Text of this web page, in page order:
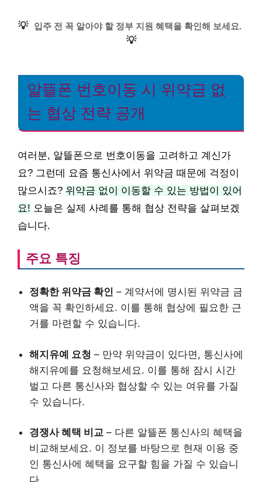
💡 입주 전 꼭 알아야 할 정부 지원 혜택을 확인해 보세요.
💡
알뜰폰 번호이동 시 위약금 없
는 협상 전략 공개
여러분, 알뜰폰으로 번호이동을 고려하고 계신가
요? 그런데 요즘 통신사에서 위약금 때문에 걱정이
많으시죠? 위약금 없이 이동할 수 있는 방법이 있어
요! 오늘은 실제 사례를 통해 협상 전략을 살펴보겠
습니다.
주요 특징
정확한 위약금 확인 – 계약서에 명시된 위약금 금
액을 꼭 확인하세요. 이를 통해 협상에 필요한 근
거를 마련할 수 있습니다.
해지유예 요청 – 만약 위약금이 있다면, 통신사에
해지유예를 요청해보세요. 이를 통해 잠시 시간
벌고 다른 통신사와 협상할 수 있는 여유를 가질
수 있습니다.
경쟁사 혜택 비교 – 다른 알뜰폰 통신사의 혜택을
비교해보세요. 이 정보를 바탕으로 현재 이용 중
인 통신사에 혜택을 요구할 힘을 가질 수 있습니
다.